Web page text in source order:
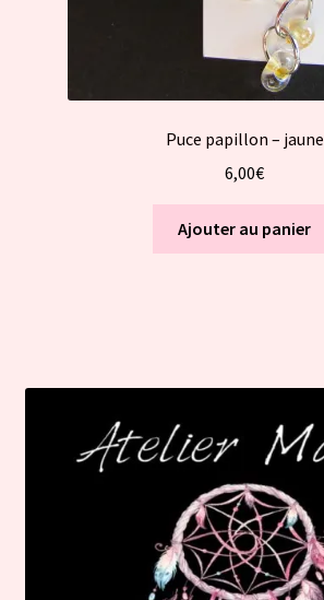
Puce papillon – jaune
6,00€
Ajouter au panier